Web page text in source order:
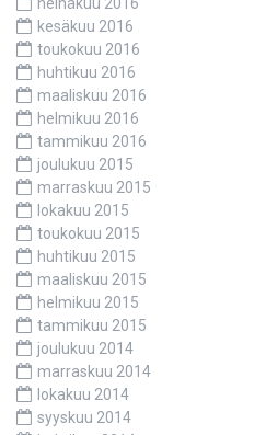
heinäkuu 2016
kesäkuu 2016
toukokuu 2016
huhtikuu 2016
maaliskuu 2016
helmikuu 2016
tammikuu 2016
joulukuu 2015
marraskuu 2015
lokakuu 2015
toukokuu 2015
huhtikuu 2015
maaliskuu 2015
helmikuu 2015
tammikuu 2015
joulukuu 2014
marraskuu 2014
lokakuu 2014
syyskuu 2014